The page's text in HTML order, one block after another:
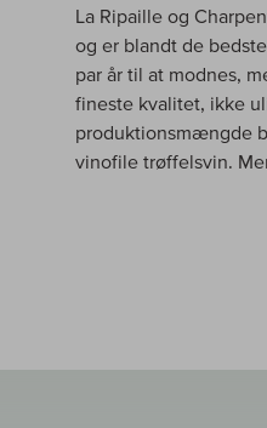
La Ripaille og
og er blandt de
par år til at modnes,
fineste kvalitet, ikke
produktionsmængde
vinofile trøffelsvin.